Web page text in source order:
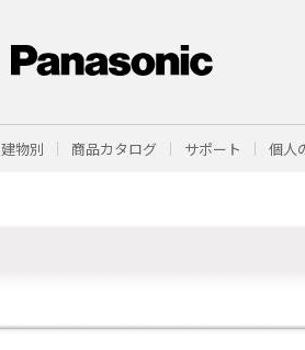
建物別 商品カタログ サポート 個人